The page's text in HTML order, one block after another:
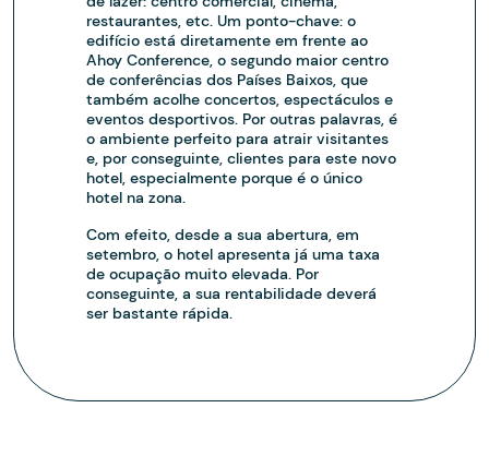
restaurantes, etc. Um ponto-chave: o
edifício está diretamente em frente ao
Ahoy Conference, o segundo maior centro
de conferências dos Países Baixos, que
também acolhe concertos, espectáculos e
eventos desportivos. Por outras palavras, é
o ambiente perfeito para atrair visitantes
e, por conseguinte, clientes para este novo
hotel, especialmente porque é o único
hotel na zona.
Com efeito, desde a sua abertura, em
setembro, o hotel apresenta já uma taxa
de ocupação muito elevada. Por
conseguinte, a sua rentabilidade deverá
ser bastante rápida.